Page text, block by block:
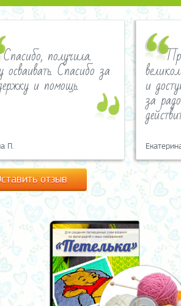
Спасибо, получила.
осваивать. Спасибо за
и помощь.
П.
и
за
отзыв